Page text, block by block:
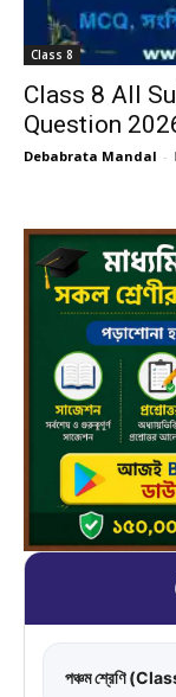
Class 8
Class 8 All
Question
Debabrata Mandal -
পঞ্চম শ্রেণি